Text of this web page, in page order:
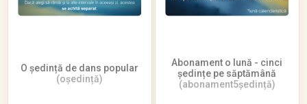
O ședință de dans popular
(oședință)
Abonament o lună - cinci
ședințe pe săptămână
(abonament5ședință)